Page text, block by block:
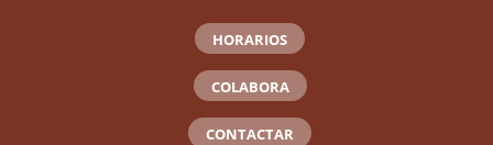
HORARIOS
COLABORA
CONTACTAR